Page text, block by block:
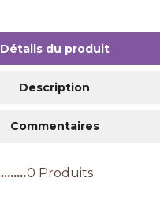
Détails du produit
Description
Commentaires
0 Produits